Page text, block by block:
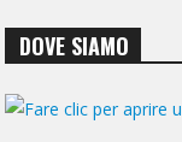
DOVE SIAMO